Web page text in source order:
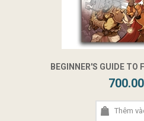
BEGINNER'S GUIDE TO
Thêm